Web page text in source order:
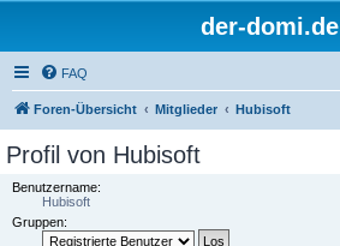
der-domi.de
FAQ
Foren-Übersicht Mitglieder Hubisoft
Profil von Hubisoft
Benutzername:
Hubisoft
Gruppen: